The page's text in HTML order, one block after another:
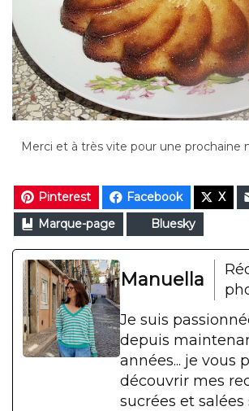
Merci et à très vite pour une prochaine
Pinterest Facebook X
Marque-page
Bluesky
Manuella
Je suis
depuis
années... je vous
découvrir mes
sucrées et salées